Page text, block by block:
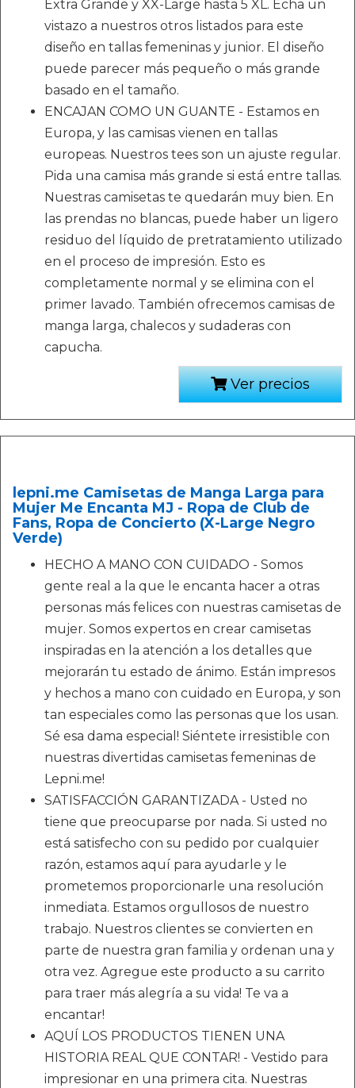
Extra Grande y XX-Large hasta 5 XL. Echa un
vistazo a nuestros otros listados para este
diseño en tallas femeninas y junior. El diseño
puede parecer más pequeño o más grande
basado en el tamaño.
ENCAJAN COMO UN GUANTE - Estamos en
Europa, y las camisas vienen en tallas
europeas. Nuestros tees son un ajuste regular.
Pida una camisa más grande si está entre tallas.
Nuestras camisetas te quedarán muy bien. En
las prendas no blancas, puede haber un ligero
residuo del líquido de pretratamiento utilizado
en el proceso de impresión. Esto es
completamente normal y se elimina con el
primer lavado. También ofrecemos camisas de
manga larga, chalecos y sudaderas con
capucha.
Ver precios
lepni.me Camisetas de Manga Larga para
Mujer Me Encanta MJ - Ropa de Club de
Fans, Ropa de Concierto (X-Large Negro
Verde)
HECHO A MANO CON CUIDADO - Somos
gente real a la que le encanta hacer a otras
personas más felices con nuestras camisetas de
mujer. Somos expertos en crear camisetas
inspiradas en la atención a los detalles que
mejorarán tu estado de ánimo. Están impresos
y hechos a mano con cuidado en Europa, y son
tan especiales como las personas que los usan.
Sé esa dama especial! Siéntete irresistible con
nuestras divertidas camisetas femeninas de
Lepni.me!
SATISFACCIÓN GARANTIZADA - Usted no
tiene que preocuparse por nada. Si usted no
está satisfecho con su pedido por cualquier
razón, estamos aquí para ayudarle y le
prometemos proporcionarle una resolución
inmediata. Estamos orgullosos de nuestro
trabajo. Nuestros clientes se convierten en
parte de nuestra gran familia y ordenan una y
otra vez. Agregue este producto a su carrito
para traer más alegría a su vida! Te va a
encantar!
AQUÍ LOS PRODUCTOS TIENEN UNA
HISTORIA REAL QUE CONTAR! - Vestido para
impresionar en una primera cita. Nuestras